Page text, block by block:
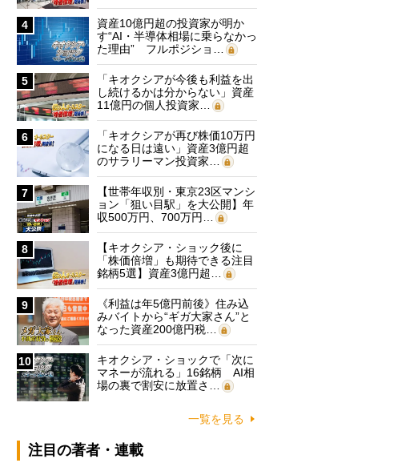
4
資産10億円超の投資家が明か
す“AI・半導体相場に乗らなかっ
た理由” フルポジショ…
5
「キオクシアが今後も利益を出
し続けるかは分からない」資産
11億円の個人投資家…
6
「キオクシアが再び株価10万円
になる日は遠い」資産3億円超
のサラリーマン投資家…
7
【世帯年収別・東京23区マンシ
ョン「狙い目駅」を大公開】年
収500万円、700万円…
8
【キオクシア・ショック後に
「株価倍増」も期待できる注目
銘柄5選】資産3億円超…
9
《利益は年5億円前後》住み込
みバイトから“ギガ大家さん”と
なった資産200億円税…
10
キオクシア・ショックで「次に
マネーが流れる」16銘柄 AI相
場の裏で割安に放置さ…
一覧を見る
注目の著者・連載